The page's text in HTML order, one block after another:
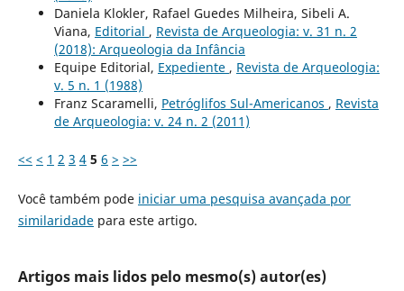
Daniela Klokler, Rafael Guedes Milheira, Sibeli A.
Viana, Editorial , Revista de Arqueologia: v. 31 n. 2
(2018): Arqueologia da Infância
Equipe Editorial, Expediente , Revista de Arqueologia:
v. 5 n. 1 (1988)
Franz Scaramelli, Petróglifos Sul-Americanos , Revista
de Arqueologia: v. 24 n. 2 (2011)
<< < 1 2 3 4 5 6 > >>
Você também pode iniciar uma pesquisa avançada por
similaridadepara este artigo.
Artigos mais lidos pelo mesmo(s) autor(es)